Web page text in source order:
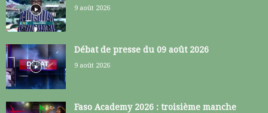
9 août 2026
Débat de presse du 09 août 2026
9 août 2026
Faso Academy 2026 : troisième manche